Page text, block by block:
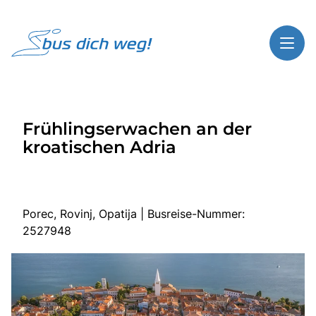
Highlights
Service
Bus mieten
Frühlingserwachen an der
kroatischen Adria
Porec, Rovinj, Opatija | Busreise-Nummer:
2527948